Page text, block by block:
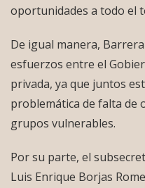
oportunidades a todo el
De igual manera,
esfuerzos entre el
privada, ya que juntos
problemática de falta de
grupos vulnerables.
Por su parte, el
Luis Enrique Borjas